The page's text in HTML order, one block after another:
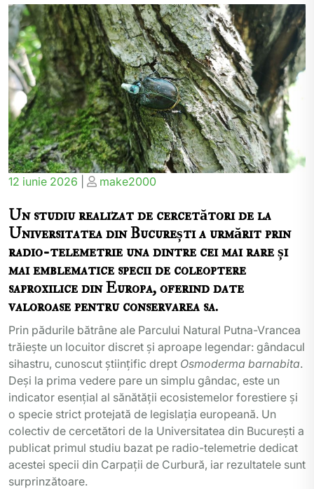
Posted
12 iunie 2026
Posted
make2000
Un studiu realizat de cercetători de la
Universitatea din București a urmărit prin
radio-telemetrie una dintre cei mai rare și
mai emblematice specii de coleoptere
saproxilice din Europa, oferind date
valoroase pentru conservarea sa.
Prin pădurile bătrâne ale Parcului Natural Putna-Vrancea
trăiește un locuitor discret și aproape legendar: gândacul
sihastru, cunoscut științific drept Osmoderma barnabita.
Deși la prima vedere pare un simplu gândac, este un
indicator esențial al sănătății ecosistemelor forestiere și
o specie strict protejată de legislația europeană. Un
colectiv de cercetători de la Universitatea din București a
publicat primul studiu bazat pe radio-telemetrie dedicat
acestei specii din Carpații de Curbură, iar rezultatele sunt
surprinzătoare.